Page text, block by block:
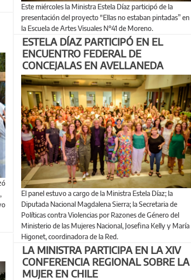
Este miércoles la Ministra Estela Díaz participó de la
presentación del proyecto "Ellas no estaban pintadas” en
la Escuela de Artes Visuales N°41 de Moreno.
ESTELA DÍAZ PARTICIPÓ EN EL
ENCUENTRO FEDERAL DE
CONCEJALAS EN AVELLANEDA
El panel estuvo a cargo de la Ministra Estela Díaz; la
Diputada Nacional Magdalena Sierra; la Secretaria de
Políticas contra Violencias por Razones de Género del
Ministerio de las Mujeres Nacional, Josefina Kelly y María
Higonet, coordinadora de la Red.
LA MINISTRA PARTICIPA EN LA XIV
CONFERENCIA REGIONAL SOBRE LA
MUJER EN CHILE